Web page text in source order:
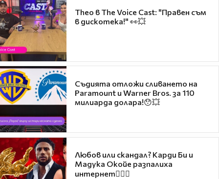
Theo в The Voice Cast: "Правен съм
в дискотека!" 👀💥
Съдията отложи сливането на
Paramount и Warner Bros. за 110
милиарда долара!😯💥
Любов или скандал? Карди Би и
Мадука Окойе разпалиха
интернет❤️‍🔥🔥